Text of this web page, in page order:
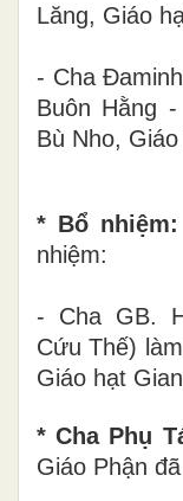
Lăng, Giáo
- Cha
Buôn Hằng
Bù Nho,
* Bổ nhiệm:
nhiệm:
- Cha GB.
Cứu Thế)
Giáo hạt
* Cha Phụ
Giáo Phận